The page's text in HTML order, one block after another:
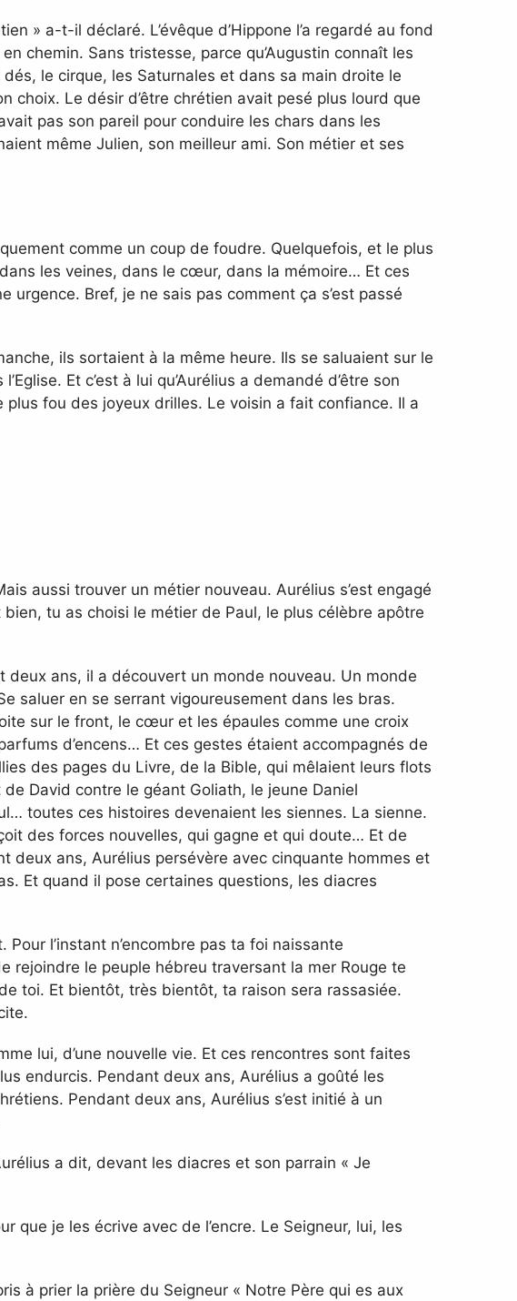
» a-t-il déclaré. L’évêque d’Hippone l’a regardé au fond
chemin. Sans tristesse, parce qu’Augustin connaît les
le cirque, les Saturnales et dans sa main droite le
Le désir d’être chrétien avait pesé plus lourd que
pas son pareil pour conduire les chars dans les
même Julien, son meilleur ami. Son métier et ses
comme un coup de foudre. Quelquefois, et le plus
les veines, dans le cœur, dans la mémoire… Et ces
Bref, je ne sais pas comment ça s’est passé
ils sortaient à la même heure. Ils se saluaient sur le
Et c’est à lui qu’Aurélius a demandé d’être son
fou des joyeux drilles. Le voisin a fait confiance. Il a
aussi trouver un métier nouveau. Aurélius s’est engagé
tu as choisi le métier de Paul, le plus célèbre apôtre
ans, il a découvert un monde nouveau. Un monde
saluer en se serrant vigoureusement dans les bras.
sur le front, le cœur et les épaules comme une croix
d’encens… Et ces gestes étaient accompagnés de
des pages du Livre, de la Bible, qui mêlaient leurs flots
David contre le géant Goliath, le jeune Daniel
toutes ces histoires devenaient les siennes. La sienne.
des forces nouvelles, qui gagne et qui doute… Et de
deux ans, Aurélius persévère avec cinquante hommes et
Et quand il pose certaines questions, les diacres
l’instant n’encombre pas ta foi naissante
rejoindre le peuple hébreu traversant la mer Rouge te
toi. Et bientôt, très bientôt, ta raison sera rassasiée.
lui, d’une nouvelle vie. Et ces rencontres sont faites
endurcis. Pendant deux ans, Aurélius a goûté les
Pendant deux ans, Aurélius s’est initié à un
a dit, devant les diacres et son parrain « Je
que je les écrive avec de l’encre. Le Seigneur, lui, les
à prier la prière du Seigneur « Notre Père qui es aux